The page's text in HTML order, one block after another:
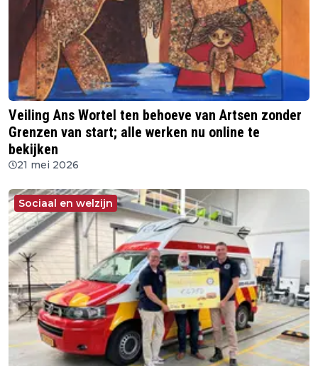
Veiling Ans Wortel ten behoeve van Artsen zonder
Grenzen van start; alle werken nu online te
bekijken
21 mei 2026
Sociaal en welzijn